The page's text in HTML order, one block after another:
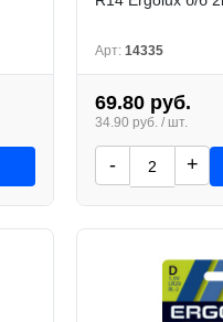
Арт: 14335
69.80 руб.
34.90 руб. / шт.
- +